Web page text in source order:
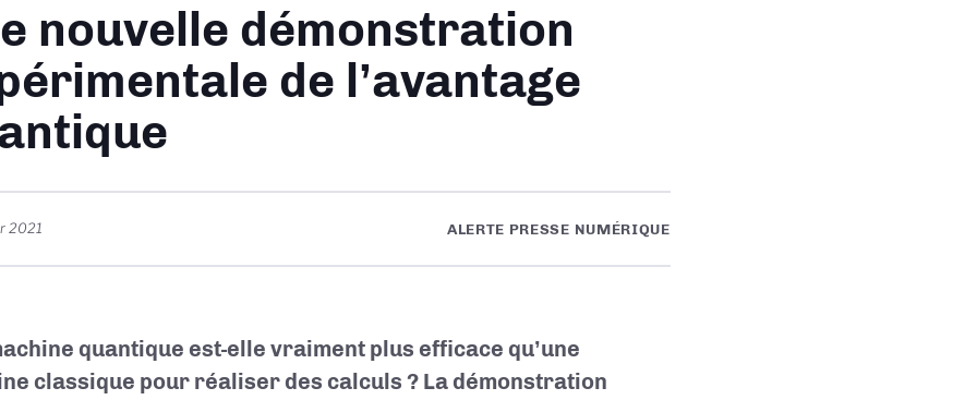
nouvelle démonstration
de l’avantage
2021 ALERTE PRESSE NUMÉRIQUE
quantique est-elle vraiment plus efficace qu’une
classique pour réaliser des calculs ? La démonstration